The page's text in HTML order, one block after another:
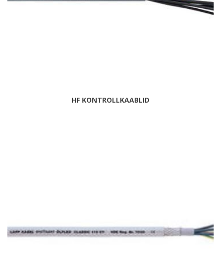
HF KONTROLLKAABLID